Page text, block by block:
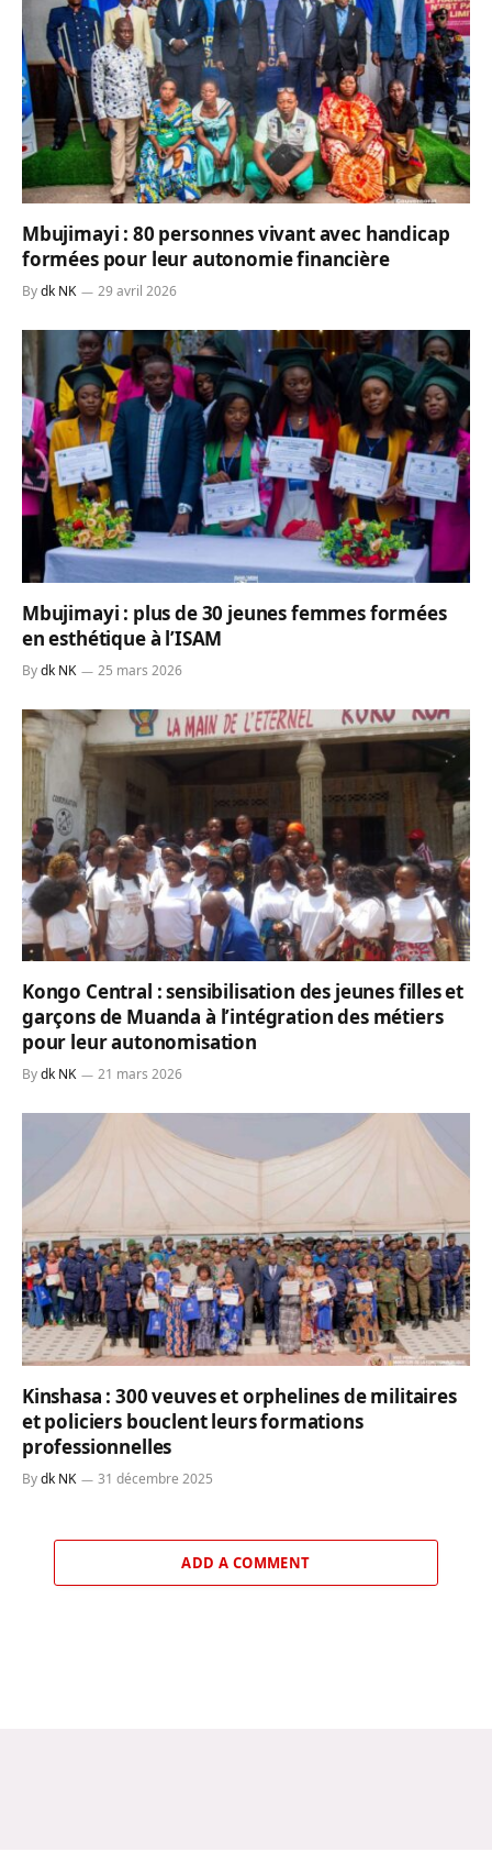
Mbujimayi : 80 personnes vivant avec handicap
formées pour leur autonomie financière
Bydk NK 29 avril 2026
Mbujimayi : plus de 30 jeunes femmes formées
en esthétique à l’ISAM
Bydk NK 25 mars 2026
Kongo Central : sensibilisation des jeunes filles et
garçons de Muanda à l’intégration des métiers
pour leur autonomisation
Bydk NK 21 mars 2026
Kinshasa : 300 veuves et orphelines de militaires
et policiers bouclent leurs formations
professionnelles
Bydk NK 31 décembre 2025
ADD A COMMENT